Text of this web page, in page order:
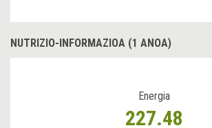
NUTRIZIO-INFORMAZIOA (1 ANOA)
Energia
227.48